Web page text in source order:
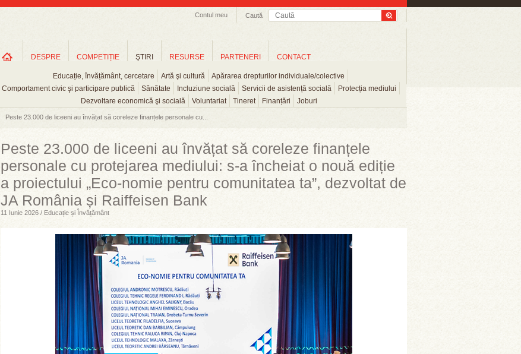
Caută
Contul meu
DESPRE COMPETIȚIE ŞTIRI
Educație, învățământ, cercetare Artă şi cultură
Apărarea drepturilor individuale/colective
Comportament civic şi participare publică
Sănătate Incluziune socială Servicii de asistență socială
Protecția mediului
Dezvoltare economică şi socială
Voluntariat Tineret Finanțări Joburi
RESURSE PARTENERI CONTACT
Peste 23.000 de liceeni au învățat să coreleze finanțele personale cu...
Peste 23.000 de liceeni au învățat să coreleze finanțele
personale cu protejarea mediului: s-a încheiat o nouă ediție
a proiectului „Eco-nomie pentru comunitatea ta”, dezvoltat de
JA România și Raiffeisen Bank
11 Iunie 2026 / Educație și Învățământ